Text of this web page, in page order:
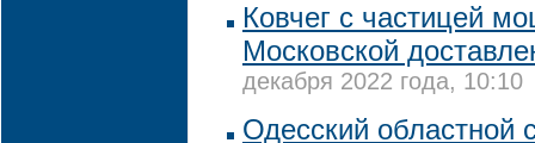
Ковчег с частицей
Московской
декабря 2022 года, 10:10
Одесский областной